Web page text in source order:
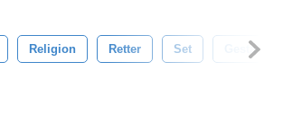
Religion Retter Set Gestalten